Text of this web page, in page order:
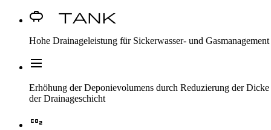
Propane Tank
Hohe Drainageleistung für Sickerwasser- und Gasmanagement
Dehaze
Erhöhung der Deponievolumens durch Reduzierung der Dicke
der Drainageschicht
CO2